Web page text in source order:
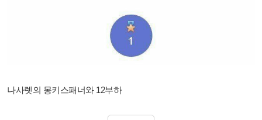
나사렛의 몽키스패너와 12부하